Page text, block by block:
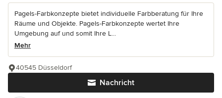
Pagels-Farbkonzepte bietet individuelle Farbberatung für Ihre
Räume und Objekte. Pagels-Farbkonzepte wertet Ihre
Umgebung auf und somit Ihre L...
Mehr
Nachricht
40545 Düsseldorf